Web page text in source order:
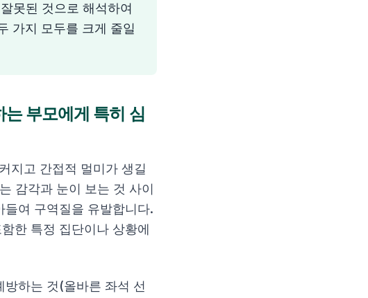
못된 것으로 해석하여
가지 모두를 크게 줄일
부모에게 특히 심
지고 간접적 멀미가 생길
감각과 눈이 보는 것 사이
여 구역질을 유발합니다.
한 특정 집단이나 상황에
하는 것(올바른 좌석 선